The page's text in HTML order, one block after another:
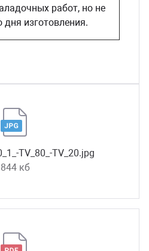
работ, но не
дня изготовления.
TV_80_-TV_20.jpg
844 кб